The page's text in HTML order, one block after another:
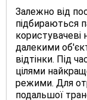
Залежно від
підбираються
користувачеві
далекими
відтінки. Під
цілями
режими. Для
подальшої